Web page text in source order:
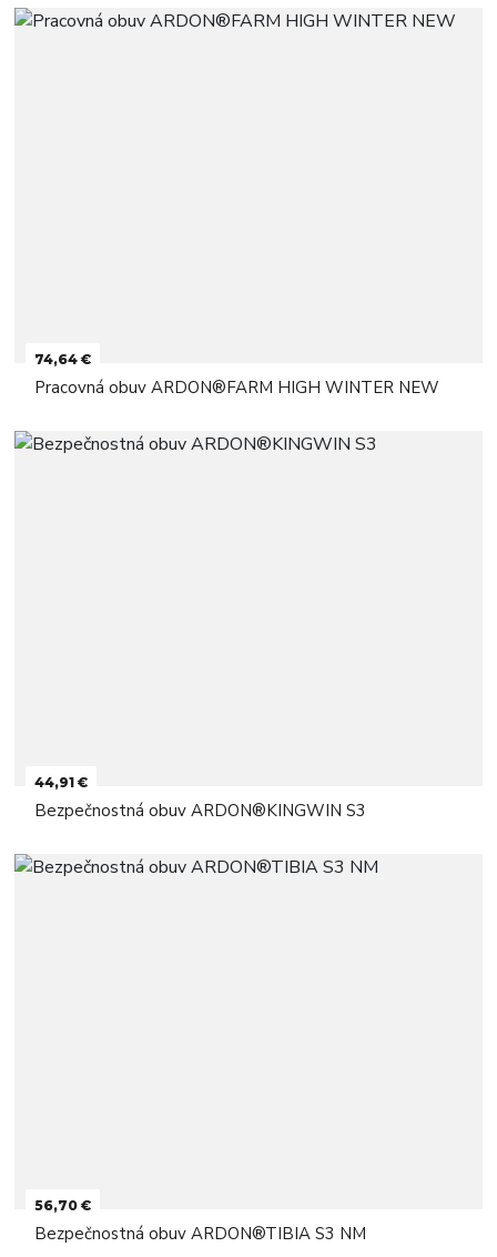
74,64 €
Pracovná obuv ARDON®FARM HIGH WINTER NEW
44,91 €
Bezpečnostná obuv ARDON®KINGWIN S3
56,70 €
Bezpečnostná obuv ARDON®TIBIA S3 NM